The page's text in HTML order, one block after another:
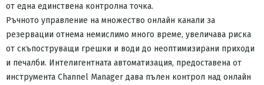
от една единствена контролна точка.
Ръчното управление на множество онлайн канали за
резервации отнема немислимо много време, увеличава риска
от скъпоструващи грешки и води до неоптимизирани приходи
и печалби. Интелигентната автоматизация, предоставена от
инструмента Channel Manager дава пълен контрол над онлайн